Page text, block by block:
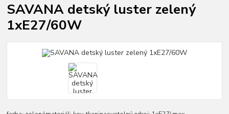
SAVANA detský luster zelený
1xE27/60W